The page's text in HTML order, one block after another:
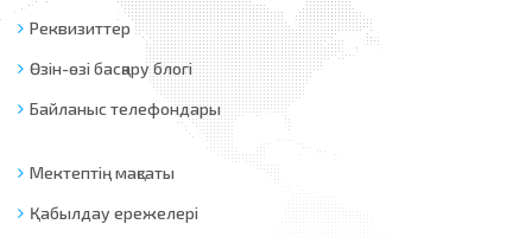
Реквизиттер
Өзін-өзі басқару блогі
Байланыс телефондары
Мектептің мақсаты
Қабылдау ережелері